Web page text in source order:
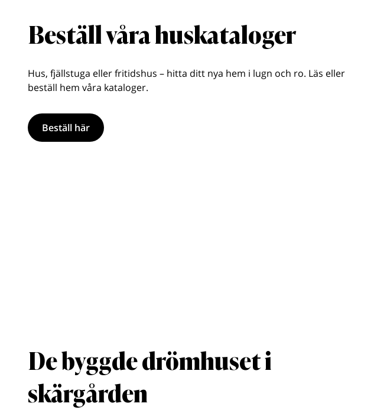
Beställ våra huskataloger
Hus, fjällstuga eller fritidshus – hitta ditt nya hem i lugn och ro. Läs eller
beställ hem våra kataloger.
Beställ här
De byggde drömhuset i
skärgården